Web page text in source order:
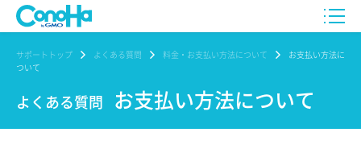
サポートトップ よくある質問 料金・お支払い方法について
お支払い方法に
ついて
よくある質問 お支払い方法について